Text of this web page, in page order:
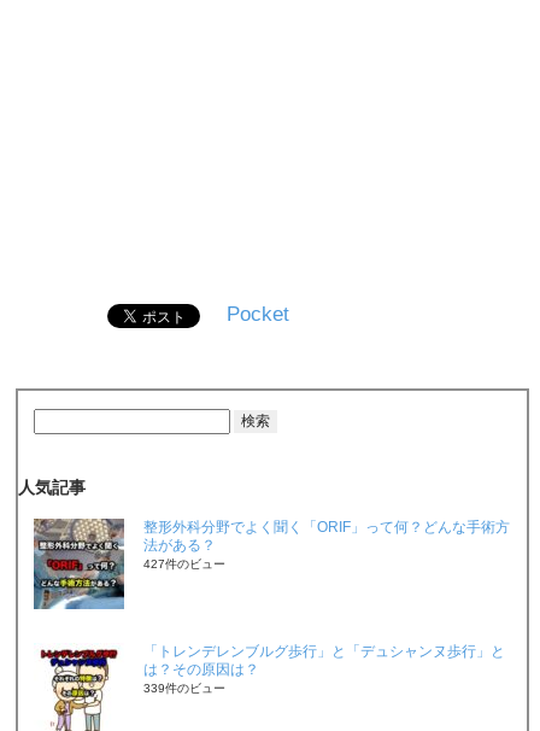
Pocket
人気記事
整形外科分野でよく聞く「ORIF」って何？どんな手術方
法がある？
427件のビュー
「トレンデレンブルグ歩行」と「デュシャンヌ歩行」と
は？その原因は？
339件のビュー